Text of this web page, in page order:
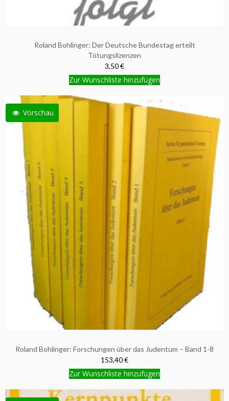
Roland Bohlinger: Der Deutsche Bundestag erteilt
Tötungslizenzen
3,50 €
Zur Wunschliste hinzufügen
Vorschau
Roland Bohlinger: Forschungen über das Judentum – Band 1-8
153,40 €
Zur Wunschliste hinzufügen